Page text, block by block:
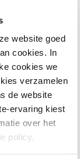
website goed
cookies. In
cookies we
verzamelen
de website
ervaring kiest
over het
policy.
van PONT
met alle
uw cursus. Zo
leren over